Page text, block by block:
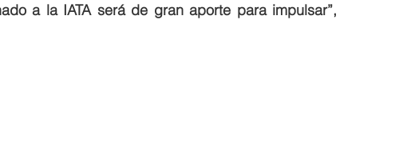
a la IATA será de gran aporte para impulsar”,